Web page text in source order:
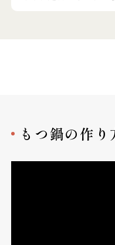
もつ鍋の作り